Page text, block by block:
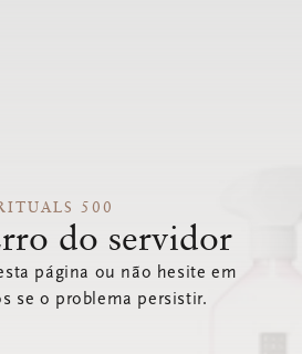
500
do servidor
página ou não hesite em
se o problema persistir.